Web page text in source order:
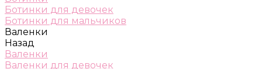
Ботинки для девочек
Ботинки для мальчиков
Валенки
Назад
Валенки
Валенки для девочек